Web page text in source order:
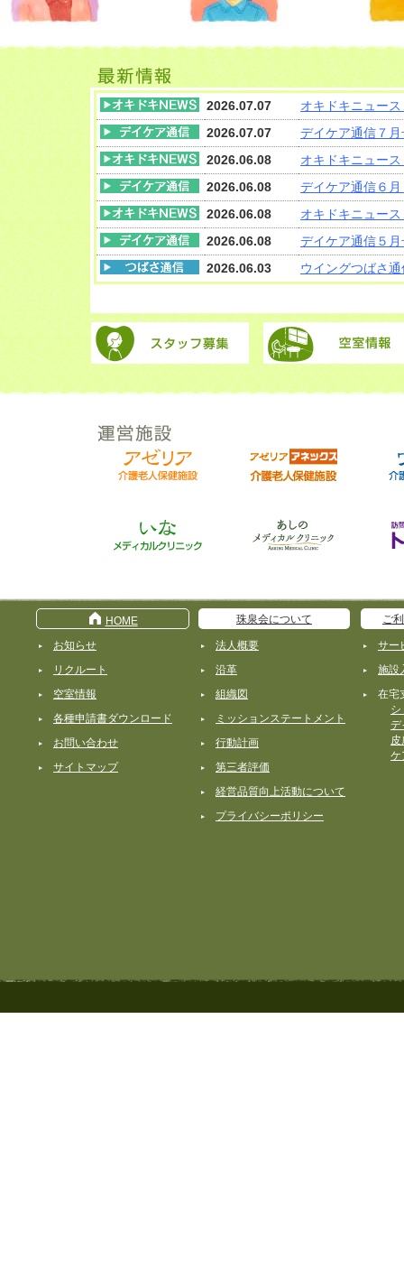
2026.07.07
オキドキニュー
2026.07.07
デイケア通信７
2026.06.08
オキドキニュー
2026.06.08
デイケア通信６
2026.06.08
オキドキニュー
2026.06.08
デイケア通信５
2026.06.03
ウイングつばさ
HOME
お知らせ
リクルート
空室情報
各種申請書ダウンロード
お問い合わせ
サイトマップ
珠泉会について
法人概要
沿革
組織図
ミッションステートメント
行動計画
第三者評価
経営品質向上活動について
プライバシーポリシー
ご
サー
施設
在宅
シ
デ
皮
ケ